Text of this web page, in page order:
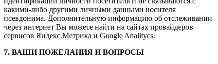
какими-либо другими личными данными носителя
псевдонима. Дополнительную информацию об отслеживании
через интернет Вы можете найти на сайтах провайдеров
сервисов Яндекс.Метрика и Google Analitycs.
7. ВАШИ ПОЖЕЛАНИЯ И ВОПРОСЫ